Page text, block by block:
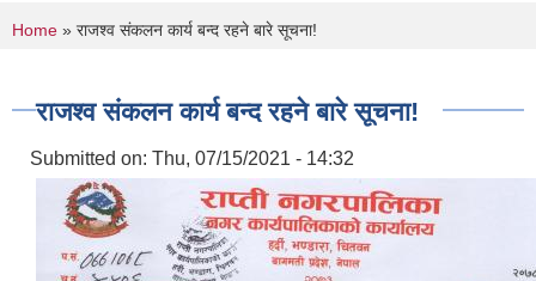
You are here
Home » राजश्व संकलन कार्य बन्द रहने बारे सूचना!
राजश्व संकलन कार्य बन्द रहने बारे सूचना!
Submitted on: Thu, 07/15/2021 - 14:32